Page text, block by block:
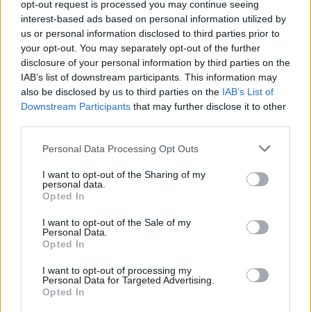
opt-out request is processed you may continue seeing
interest-based ads based on personal information utilized by
us or personal information disclosed to third parties prior to
your opt-out. You may separately opt-out of the further
disclosure of your personal information by third parties on the
IAB’s list of downstream participants. This information may
also be disclosed by us to third parties on the IAB’s List of
Downstream Participants that may further disclose it to other
Personal Data Processing Opt Outs
I want to opt-out of the Sharing of my
personal data.
Opted In
I want to opt-out of the Sale of my
Personal Data.
Opted In
I want to opt-out of processing my
Personal Data for Targeted Advertising.
Opted In
Pour préparer ce remède, vous aurez besoin de
deux cuillères à café de vinaigre de cidre Bio, ¼ de
Indications :
Il suffit de mélanger le vinaigre de cidre avec le
bicarbonate de soude et de diluer le mélange dans
une tasse d’eau. Ajoutez-y du miel et mélangez
soigneusement.